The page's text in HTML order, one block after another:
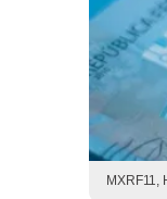
MXRF11,